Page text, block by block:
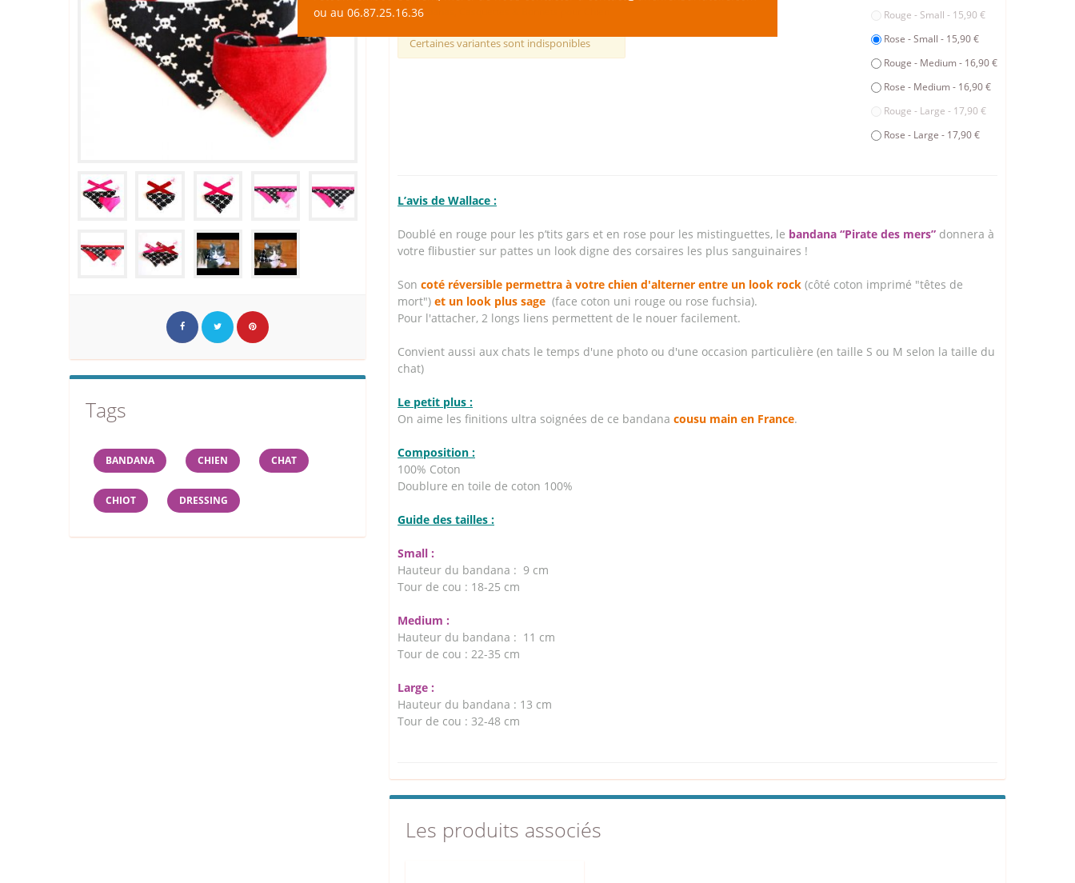
ou au 06.87.25.16.36
Tags
BANDANA CHIEN CHAT
CHIOT DRESSING
Bandanas, Casquettes & Bonnets pour Chien
Certaines variantes sont indisponibles
Rouge - Small - 15,90 €
Rose - Small - 15,90 €
Rouge - Medium - 16,90 €
Rose - Medium - 16,90 €
Rouge - Large - 17,90 €
Rose - Large - 17,90 €
L’avis de Wallace :
Doublé en rouge pour les p’tits gars et en rose pour les mistinguettes, le bandana “Pirate des mers” donnera à
votre flibustier sur pattes un look digne des corsaires les plus sanguinaires !
Son coté réversible permettra à votre chien d'alterner entre un look rock (côté coton imprimé "têtes de
mort") et un look plus sage (face coton uni rouge ou rose fuchsia).
Pour l'attacher, 2 longs liens permettent de le nouer facilement.
Convient aussi aux chats le temps d'une photo ou d'une occasion particulière (en taille S ou M selon la taille du
chat)
Le petit plus :
On aime les finitions ultra soignées de ce bandana cousu main en France.
Composition :
100% Coton
Doublure en toile de coton 100%
Guide des tailles :
Small :
Hauteur du bandana : 9 cm
Tour de cou : 18-25 cm
Medium :
Hauteur du bandana : 11 cm
Tour de cou : 22-35 cm
Large :
Hauteur du bandana : 13 cm
Tour de cou : 32-48 cm
Les produits associés